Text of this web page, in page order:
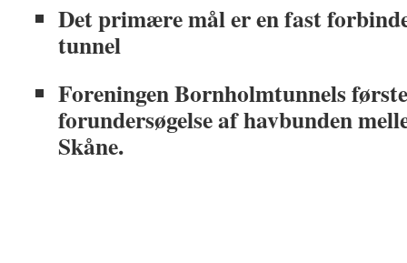
Det primære mål er en fast
tunnel
Foreningen Bornholmtunnels
forundersøgelse af havbunden
Skåne.